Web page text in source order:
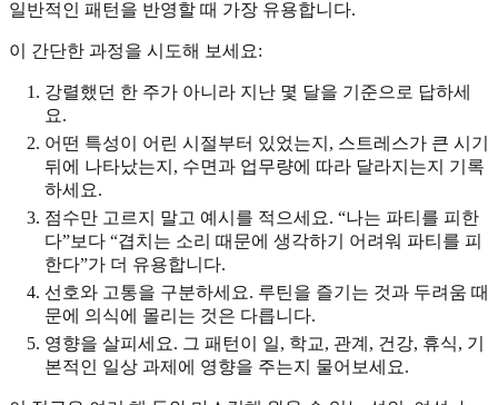
일반적인 패턴을 반영할 때 가장 유용합니다.
이 간단한 과정을 시도해 보세요:
강렬했던 한 주가 아니라 지난 몇 달을 기준으로 답하세
요.
어떤 특성이 어린 시절부터 있었는지, 스트레스가 큰 시기
뒤에 나타났는지, 수면과 업무량에 따라 달라지는지 기록
하세요.
점수만 고르지 말고 예시를 적으세요. “나는 파티를 피한
다”보다 “겹치는 소리 때문에 생각하기 어려워 파티를 피
한다”가 더 유용합니다.
선호와 고통을 구분하세요. 루틴을 즐기는 것과 두려움 때
문에 의식에 몰리는 것은 다릅니다.
영향을 살피세요. 그 패턴이 일, 학교, 관계, 건강, 휴식, 기
본적인 일상 과제에 영향을 주는지 물어보세요.